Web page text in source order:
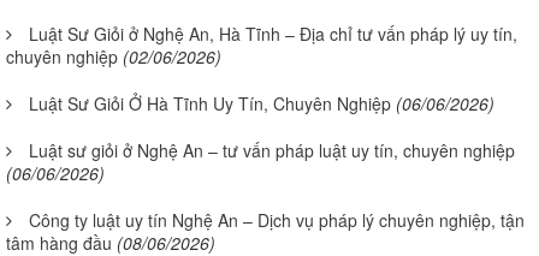
Luật Sư Giỏi ở Nghệ An, Hà Tĩnh – Địa chỉ tư vấn pháp lý uy tín,
chuyên nghiệp (02/06/2026)
Luật Sư Giỏi Ở Hà Tĩnh Uy Tín, Chuyên Nghiệp (06/06/2026)
Luật sư giỏi ở Nghệ An – tư vấn pháp luật uy tín, chuyên nghiệp
(06/06/2026)
Công ty luật uy tín Nghệ An – Dịch vụ pháp lý chuyên nghiệp, tận
tâm hàng đầu (08/06/2026)